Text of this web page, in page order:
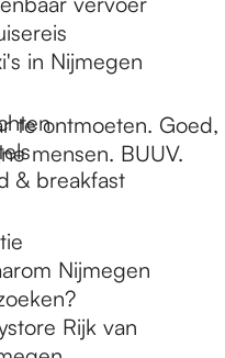
in Nijmegen
& breakfast
Nijmegen
Rijk van
te ontmoeten. Goed,
mensen. BUUV.